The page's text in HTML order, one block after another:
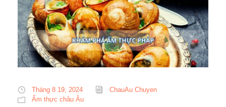
Tháng 8 19, 2024
ChauAu Chuyen
Ẩm thực châu Âu